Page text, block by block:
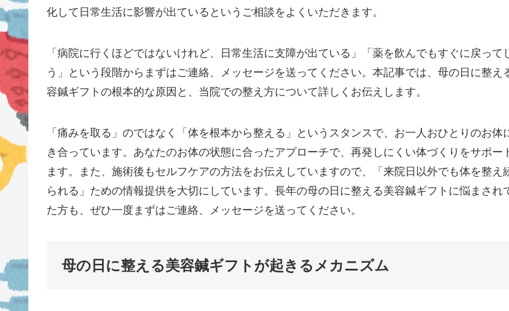
化して日常生活に影響が出ているというご相談をよくいただきます。
「病院に行くほどではないけれど、日常生活に支障が出ている」「薬を飲んでもすぐに戻って
う」という段階からまずはご連絡、メッセージを送ってください。本記事では、母の日に整え
容鍼ギフトの根本的な原因と、当院での整え方について詳しくお伝えします。
「痛みを取る」のではなく「体を根本から整える」というスタンスで、お一人おひとりのお体
き合っています。あなたのお体の状態に合ったアプローチで、再発しにくい体づくりをサポー
ます。また、施術後もセルフケアの方法をお伝えしていますので、「来院日以外でも体を整え
られる」ための情報提供を大切にしています。長年の母の日に整える美容鍼ギフトに悩まされ
た方も、ぜひ一度まずはご連絡、メッセージを送ってください。
母の日に整える美容鍼ギフトが起きるメカニズム